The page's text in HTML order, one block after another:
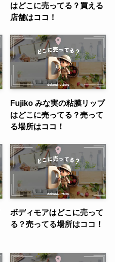
はどこに売ってる？買える
店舗はココ！
Fujiko みな実の粘膜リップ
はどこに売ってる？売って
る場所はココ！
ボディモアはどこに売って
る？売ってる場所はココ！